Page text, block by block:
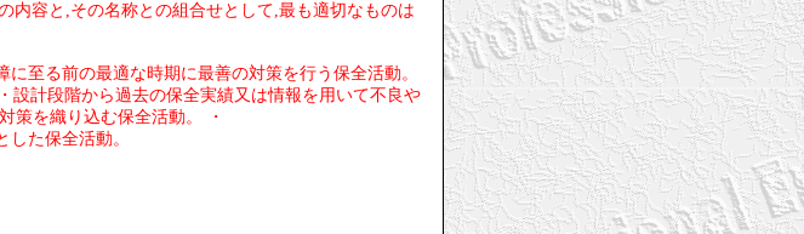
内容と,その名称との組合せとして,最も適切なものは
至る前の最適な時期に最善の対策を行う保全活動。
設計段階から過去の保全実績又は情報を用いて不良や
策を織り込む保全活動。 ・
た保全活動。